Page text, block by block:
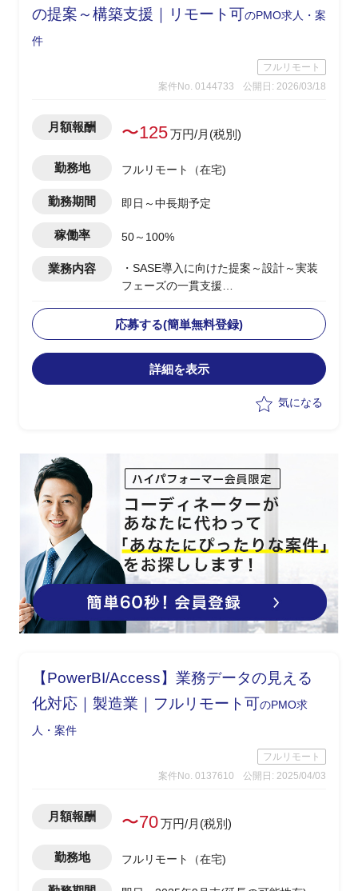
の提案～構築支援｜リモート可のPMO求人・案
件
フルリモート
案件No. 0144733
公開日: 2026/03/18
月額報酬 〜125万円/月(税別)
勤務地 フルリモート（在宅)
勤務期間 即日～中長期予定
稼働率 50～100%
業務内容
・SASE導入に向けた提案～設計～実装
フェーズの一貫支援
ション設計の実施
・セールスエンジニアとしての技術説明
および提案資料作成
・複数案件における要件整理およびアー
・グローバル展開案件における構想整理
応募する(簡単無料登録)
詳細を表示
気になる
【PowerBI/Access】業務データの見える
化対応｜製造業｜フルリモート可のPMO求
人・案件
フルリモート
案件No. 0137610
公開日: 2025/04/03
月額報酬 〜70万円/月(税別)
勤務地 フルリモート（在宅)